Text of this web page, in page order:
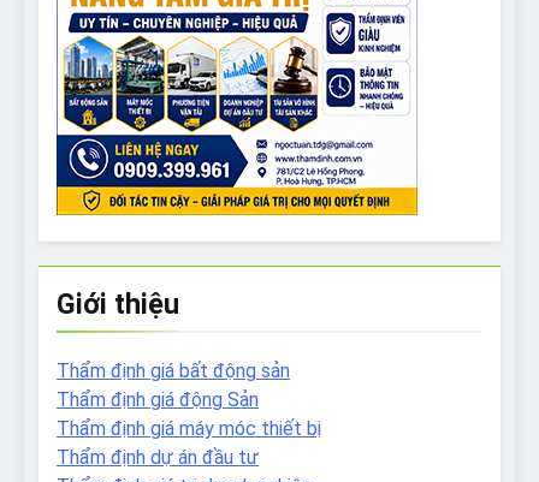
Giới thiệu
Thẩm định giá bất động sản
Thẩm định giá động Sản
Thẩm định giá máy móc thiết bị
Thẩm định dự án đầu tư